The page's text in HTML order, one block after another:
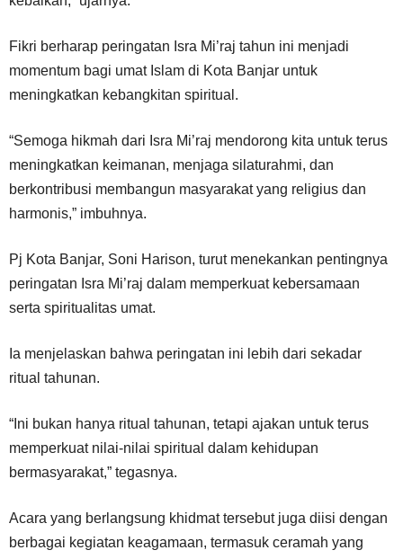
Fikri berharap peringatan Isra Mi’raj tahun ini menjadi
momentum bagi umat Islam di Kota Banjar untuk
meningkatkan kebangkitan spiritual.
“Semoga hikmah dari Isra Mi’raj mendorong kita untuk terus
meningkatkan keimanan, menjaga silaturahmi, dan
berkontribusi membangun masyarakat yang religius dan
harmonis,” imbuhnya.
Pj Kota Banjar, Soni Harison, turut menekankan pentingnya
peringatan Isra Mi’raj dalam memperkuat kebersamaan
serta spiritualitas umat.
Ia menjelaskan bahwa peringatan ini lebih dari sekadar
ritual tahunan.
“Ini bukan hanya ritual tahunan, tetapi ajakan untuk terus
memperkuat nilai-nilai spiritual dalam kehidupan
bermasyarakat,” tegasnya.
Acara yang berlangsung khidmat tersebut juga diisi dengan
berbagai kegiatan keagamaan, termasuk ceramah yang